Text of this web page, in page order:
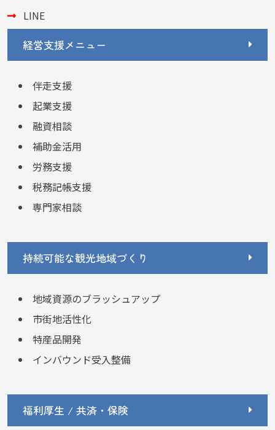
LINE
経営支援メニュー
伴走支援
起業支援
融資相談
補助金活用
労務支援
税務記帳支援
専門家相談
持続可能な観光地域づくり
地域資源のブラッシュアップ
市街地活性化
特産品開発
インバウンド受入整備
福利厚生 / 共済・保険